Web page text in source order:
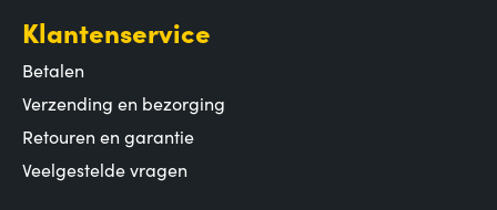
Klantenservice
Betalen
Verzending en bezorging
Retouren en garantie
Veelgestelde vragen